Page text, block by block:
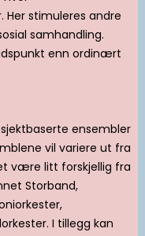
Her stimuleres andre
samhandling.
enn ordinært
ensembler
vil variere ut fra
være litt forskjellig fra
Storband,
I tillegg kan